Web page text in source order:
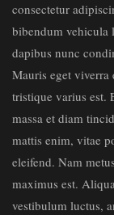
consectetur
bibendum vehicula
dapibus nunc
Mauris eget viverra
tristique varius est.
massa et diam
mattis enim, vitae
eleifend. Nam
maximus est.
vestibulum luctus,